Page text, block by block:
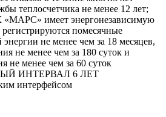
теплосчетчика не менее 12 лет;
«МАРС» имеет энергонезависимую
регистрируются помесячные
энергии не менее чем за 18 месяцев,
не менее чем за 180 суток и
не менее чем за 60 суток
ИНТЕРВАЛ 6 ЛЕТ
интерфейсом